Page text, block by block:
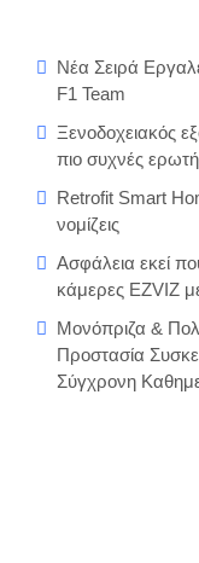
Νέα Σειρά
F1 Team
Ξενοδοχειακός
πιο συχνές
Retrofit Smart
νομίζεις
Ασφάλεια εκεί
κάμερες EZVIZ
Μονόπριζα &
Προστασία
Σύγχρονη